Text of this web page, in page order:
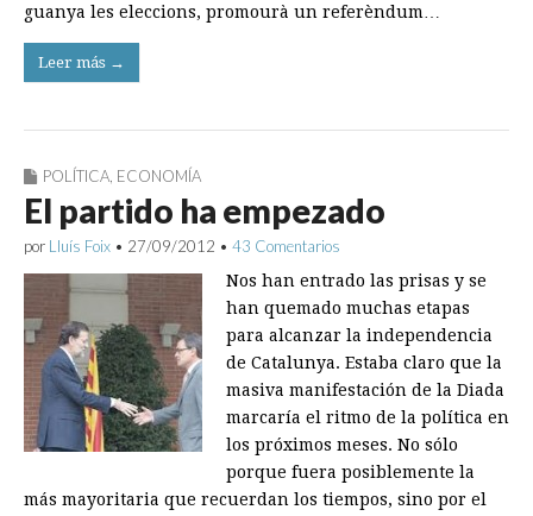
guanya les eleccions, promourà un referèndum…
Leer más →
POLÍTICA ECONOMÍA
El partido ha empezado
por Lluís Foix • 27/09/2012 • 43 Comentarios
Nos han entrado las prisas y se
han quemado muchas etapas
para alcanzar la independencia
de Catalunya. Estaba claro que la
masiva manifestación de la Diada
marcaría el ritmo de la política en
los próximos meses. No sólo
porque fuera posiblemente la
más mayoritaria que recuerdan los tiempos, sino por el